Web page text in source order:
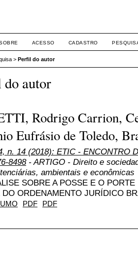
ACESSO CADASTRO
> Perfil do autor
autor
Rodrigo Carrion,
Eufrásio de Toledo,
n. 14 (2018): ETIC - ENCONTRO
8498- ARTIGO - Direito e
ambientais e econômicas
SOBRE A POSSE E O
DO ORDENAMENTO JURÍDICO
PDF PDF